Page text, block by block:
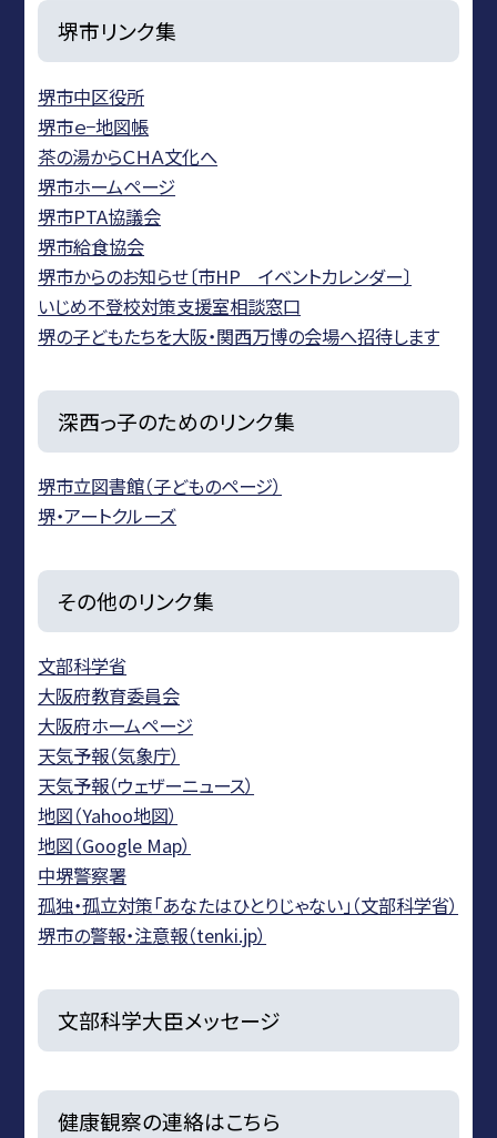
堺市リンク集
堺市中区役所
堺市ｅ−地図帳
茶の湯からＣＨＡ文化へ
堺市ホームページ
堺市PTA協議会
堺市給食協会
堺市からのお知らせ〔市HP イベントカレンダー〕
いじめ不登校対策支援室相談窓口
堺の子どもたちを大阪・関西万博の会場へ招待します
深西っ子のためのリンク集
堺市立図書館（子どものページ）
堺・アートクルーズ
その他のリンク集
文部科学省
大阪府教育委員会
大阪府ホームページ
天気予報（気象庁）
天気予報（ウェザーニュース）
地図（Yahoo地図）
地図（Google Map）
中堺警察署
孤独・孤立対策「あなたはひとりじゃない」（文部科学省）
堺市の警報・注意報（tenki.jp）
文部科学大臣メッセージ
健康観察の連絡はこちら